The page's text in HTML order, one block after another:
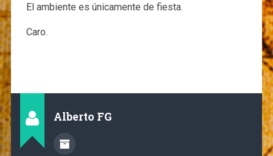
El ambiente es únicamente de fiesta.
Caro.
Alberto FG